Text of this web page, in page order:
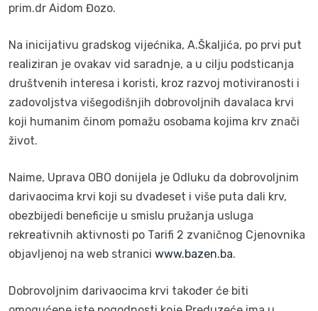
prim.dr Aidom Đozo.
Na inicijativu gradskog vijećnika, A.Škaljića, po prvi put
realiziran je ovakav vid saradnje, a u cilju podsticanja
društvenih interesa i koristi, kroz razvoj motiviranosti i
zadovoljstva višegodišnjih dobrovoljnih davalaca krvi
koji humanim činom pomažu osobama kojima krv znači
život.
Naime, Uprava OBO donijela je Odluku da dobrovoljnim
darivaocima krvi koji su dvadeset i više puta dali krv,
obezbijedi beneficije u smislu pružanja usluga
rekreativnih aktivnosti po Tarifi 2 zvaničnog Cjenovnika
objavljenoj na web stranici www.bazen.ba.
Dobrovoljnim darivaocima krvi također će biti